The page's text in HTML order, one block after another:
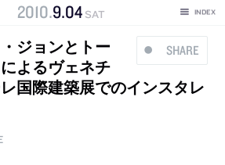
2010.9.04 SAT
SHARE
ジョンとトー
よるヴェネチ
国際建築展でのインスタレ